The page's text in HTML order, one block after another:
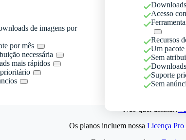
de imagens por
por mês
necessária
mais rápidos
Acesso
Recursos
Um pacote
Sem
Suporte
Sem
Não quer assinar?
Os planos incluem nossa Licença Pro